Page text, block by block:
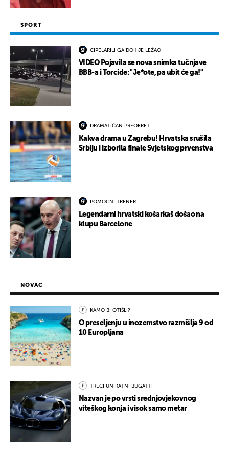
SPORT
CIPELARILI GA DOK JE LEŽAO
VIDEO Pojavila se nova snimka tučnjave
BBB-a i Torcide: "Je*ote, pa ubit će ga!"
DRAMATIČAN PREOKRET
Kakva drama u Zagrebu! Hrvatska srušila
Srbiju i izborila finale Svjetskog prvenstva
POMOĆNI TRENER
Legendarni hrvatski košarkaš došao na
klupu Barcelone
NOVAC
KAMO BI OTIŠLI?
O preseljenju u inozemstvo razmišlja 9 od
10 Europljana
TREĆI UNIKATNI BUGATTI
Nazvan je po vrsti srednjovjekovnog
viteškog konja i visok samo metar